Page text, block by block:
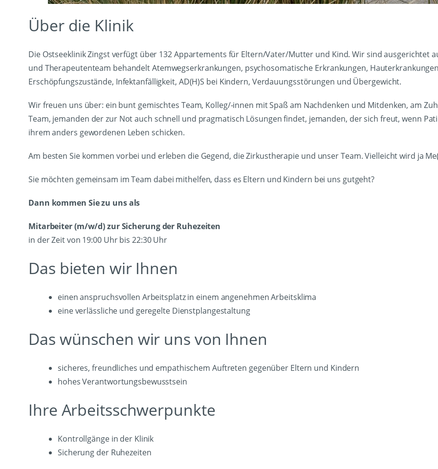
Über die Klinik
Die Ostseeklinik Zingst verfügt über 132 Appartements für Eltern/Vater/Mutter und Kind. Wir sind ausgerichtet
und Therapeutenteam behandelt Atemwegserkrankungen, psychosomatische Erkrankungen,
Erschöpfungszustände, Infektanfälligkeit, AD(H)S bei Kindern, Verdauungsstörungen und Übergewicht.
Wir freuen uns über: ein bunt gemischtes Team, Kolleg/-innen mit Spaß am Nachdenken und Mitdenken, am
Team, jemanden der zur Not auch schnell und pragmatisch Lösungen findet, jemanden, der sich freut, wenn
ihrem anders gewordenen Leben schicken.
Am besten Sie kommen vorbei und erleben die Gegend, die Zirkustherapie und unser Team. Vielleicht wird ja
Sie möchten gemeinsam im Team dabei mithelfen, dass es Eltern und Kindern bei uns gutgeht?
Dann kommen Sie zu uns als
Mitarbeiter (m/w/d) zur Sicherung der Ruhezeiten
in der Zeit von 19:00 Uhr bis 22:30 Uhr
Das bieten wir Ihnen
einen anspruchsvollen Arbeitsplatz in einem angenehmen Arbeitsklima
eine verlässliche und geregelte Dienstplangestaltung
Das wünschen wir uns von Ihnen
sicheres, freundliches und empathischem Auftreten gegenüber Eltern und Kindern
hohes Verantwortungsbewusstsein
Ihre Arbeitsschwerpunkte
Kontrollgänge in der Klinik
Sicherung der Ruhezeiten